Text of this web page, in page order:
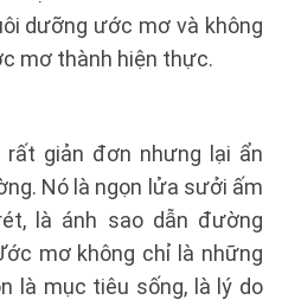
dưỡng ước mơ và không
mơ thành hiện thực.
giản đơn nhưng lại ẩn
Nó là ngọn lửa sưởi ấm
là ánh sao dẫn đường
mơ không chỉ là những
là mục tiêu sống, là lý do